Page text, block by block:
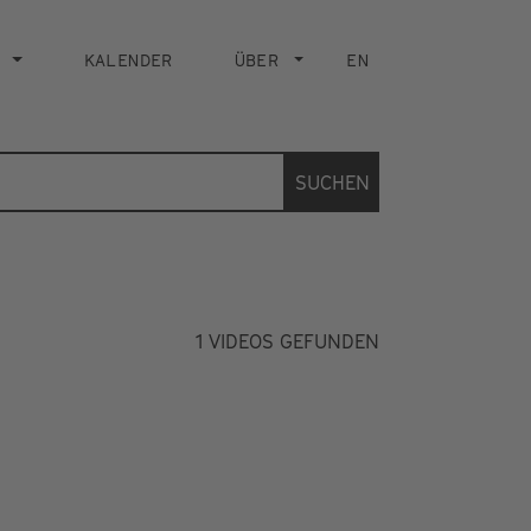
KALENDER ÜBER EN
SUCHEN
1 VIDEOS GEFUNDEN